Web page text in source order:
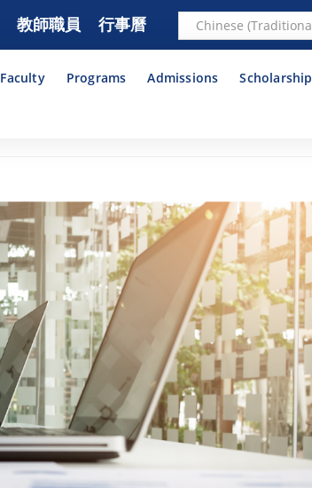
教師職員 行事曆
Faculty Programs Admissions Scholarship